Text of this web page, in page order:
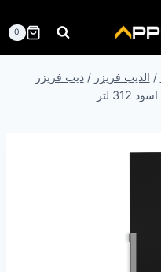
0
/ الديب فريزر / ديب فريزر
ديب فريزر بيكو 8 درج اسود 312 لتر